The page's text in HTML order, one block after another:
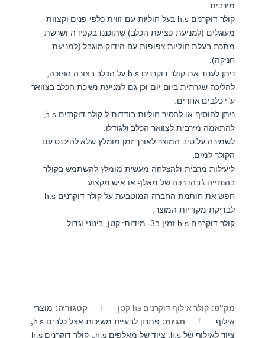
מירבית .
קולר דוקרנים h.s בעל חוליות עם זווית כלפי פנים וקצוות
מעוגלים (למניעת פציעת הכלב) שתוכננו בקפידה ושרשת
מתכת בעלת חוליות צפופות עם הידוק מוגבל (למניעת
חניקה).
ניתן לענוד את קולר דוקרנים h.s על הכלב בצורה הפוכה,
להליכה שגרתית ביום יום וכן גם למניעת נשיכת הכלב בצוואר
ע”י כלבים אחרים.
ניתן להוסיף או להסיר חוליות בודדות ל קולר דוקרנים h.s,
להתאמה מירבית לצוואר הכלב ולגודלו.
לשמירה על טיב המוצר לאורך זמן מומלץ שלא להיכנס עם
הקולר למים.
ליעילות מרבית ולהצלחה מעשית מומלץ להשתמש בקולר
בהנחייה \ בהדרכה של מאלף או איש מקצוע.
חפש את חותמת החברה המוטבעת על קולר דוקרנים h.s
לבדיקת מקוריות המוצר.
קולר דוקרנים h.s זמין ב3- מידות: קטן, בינוני וגדול.
מק"ט:קולר אילוף דוקרנים hs קטן קטגוריה: מוצרי
אילוף
תגיות: פתרון לבעיית משיכות אצל כלבים h.s
,
ציוד לאילוף של h.s
, ציוד של מאלפים h.s. ,
קולר דוקרנים h.s